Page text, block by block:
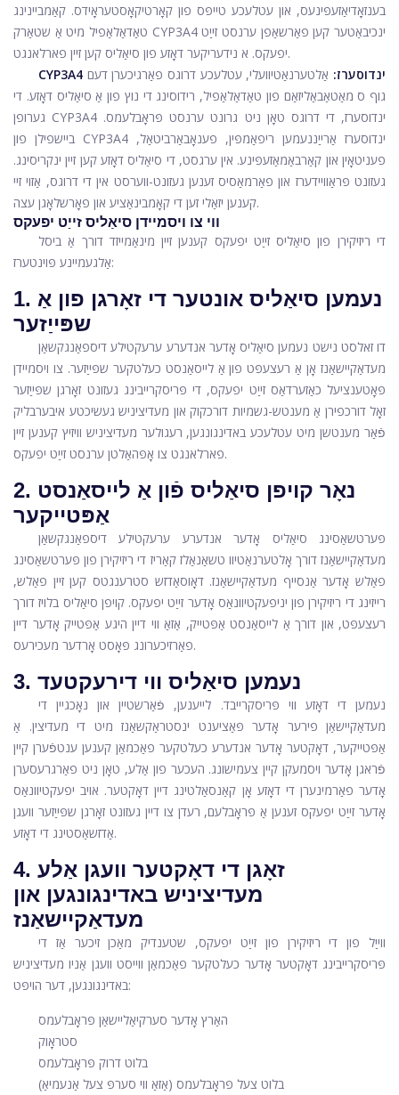
בענזאָדיאַזעפּינעס, און עטלעכע טייפּס פון קאָרטיקאָסטעראָידס. קאַמביינינג
טאַדאַלאַפיל מיט אַ שטאַרק CYP3A4 ינכיבאַטער קען פאַרשאַפן ערנסט זייַט
יפעקס. א נידעריקער דאָזע פון ​​סיאַליס קען זיין פארלאנגט.
CYP3A4 ינדוסערז: אַלטערנאַטיוועלי, עטלעכע דרוגס פאַרגיכערן דעם
גוף ס מאַטאַבאַליזאַם פון טאַדאַלאַפיל, רידוסינג די נוץ פון אַ סיאַליס דאָזע. די
גערופן CYP3A4 ינדוסערז, די דרוגס טאָן ניט גרונט ערנסט פּראָבלעמס.
ביישפילן פון CYP3A4 ינדוסערז אַרייַננעמען ריפאַמפּין, פענאָבאַרביטאַל,
פעניטאָין און קאַרבאַמאַזעפּינע. אין ערגסט, די סיאַליס דאָזע קען זיין ינקריסינג.
געזונט פּראַוויידערז און פאַרמאַסיס זענען געזונט-ווערסט אין די דרוגס, אַזוי זיי
קענען יזאַלי זען די קאָמבינאַציע און פאָרשלאָגן עצה.
ווי צו ויסמיידן סיאַליס זייַט יפעקס
די ריזיקירן פון סיאַליס זייַט יפעקס קענען זיין מינאַמייזד דורך אַ ביסל
אַלגעמיינע פּוינטערז:
1. נעמען סיאַליס אונטער די זאָרגן פון אַ
שפּייַזער
דו זאלסט נישט נעמען סיאַליס אָדער אנדערע ערעקטילע דיספאַנגקשאַן
מעדאַקיישאַנז אָן אַ רעצעפּט פון אַ לייסאַנסט כעלטקער שפּייַזער. צו ויסמיידן
פּאָטענציעל כאַזערדאַס זייַט יפעקס, די פּריסקרייבינג געזונט זאָרגן שפּייַזער
זאָל דורכפירן אַ מענטש-גשמיות דורכקוק און מעדיציניש געשיכטע איבערבליק
פֿאַר מענטשן מיט עטלעכע באדינגונגען, רעגולער מעדיציניש וויזיץ קענען זיין
פארלאנגט צו אָפּהאַלטן ערנסט זייַט יפעקס.
2. נאָר קויפן סיאַליס פֿון אַ לייסאַנסט
אַפּטייקער
פּערטשאַסינג סיאַליס אָדער אנדערע ערעקטילע דיספאַנגקשאַן
מעדאַקיישאַנז דורך אָלטערנאַטיוו טשאַנאַלז קאַריז די ריזיקירן פון פּערטשאַסינג
פאַלש אָדער אַנסייף מעדאַקיישאַנז. דאָוסאַדזש סטרענגטס קען זיין פאַלש,
רייזינג די ריזיקירן פון יניפעקטיוונאַס אָדער זייַט יפעקס. קויפן סיאַליס בלויז דורך
רעצעפּט, און דורך אַ לייסאַנסט אַפּטייק, אַזאַ ווי דיין היגע אַפּטייק אָדער דיין
פאַרזיכערונג פּאָסט אָרדער מעכירעס.
3. נעמען סיאַליס ווי דירעקטעד
נעמען די דאָזע ווי פּריסקרייבד. לייענען, פֿאַרשטיין און נאָכגיין די
מעדאַקיישאַן פירער אָדער פּאַציענט ינסטראַקשאַנז מיט די מעדיצין. אַ
אַפּטייקער, דאָקטער אָדער אנדערע כעלטקער פאַכמאַן קענען ענטפֿערן קיין
פֿראגן אָדער ויסמעקן קיין צעמישונג. העכער פון אַלע, טאָן ניט פאַרגרעסערן
אָדער פאַרמינערן די דאָזע אָן קאַנסאַלטינג דיין דאָקטער. אויב יפעקטיוונאַס
אָדער זייַט יפעקס זענען אַ פּראָבלעם, רעדן צו דיין געזונט זאָרגן שפּייַזער וועגן
אַדזשאַסטינג די דאָזע.
4. זאָגן די דאָקטער וועגן אַלע
מעדיציניש באדינגונגען און
מעדאַקיישאַנז
ווייַל פון די ריזיקירן פון זייַט יפעקס, שטענדיק מאַכן זיכער אַז די
פּריסקרייבינג דאָקטער אָדער כעלטקער פאַכמאַן ווייסט וועגן אַניו מעדיציניש
באדינגונגען, דער הויפּט:
האַרץ אָדער סערקיאַליישאַן פּראָבלעמס
סטראָוק
בלוט דרוק פּראָבלעמס
בלוט צעל פּראָבלעמס (אַזאַ ווי סערפּ צעל אַנעמיאַ)